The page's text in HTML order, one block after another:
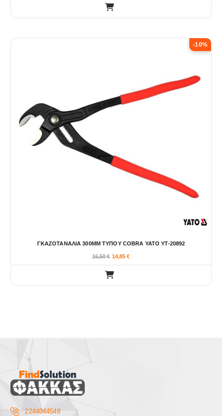
-10%
ΓΚΑΖΟΤΑΝΑΛΙΑ 300ΜΜ ΤΥΠΟΥ COBRA YATO YT-20892
16,50€ 14,85€
2244044548